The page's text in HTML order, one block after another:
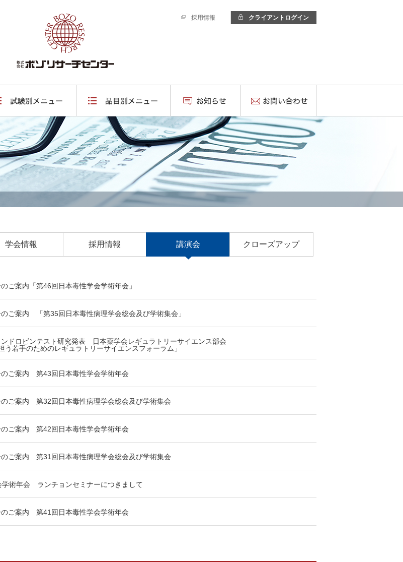
採用情報 クライアントログイン
学会情報 採用情報 講演会 クローズアップ
ご案内「第46回日本毒性学会学術年会」
ご案内 「第35回日本毒性病理学会総会及び学術集会」
ドロビンテスト研究発表 日本薬学会レギュラトリーサイエンス部会
う若手のためのレギュラトリーサイエンスフォーラム」
のご案内 第43回日本毒性学会学術年会
ご案内 第32回日本毒性病理学会総会及び学術集会
のご案内 第42回日本毒性学会学術年会
ご案内 第31回日本毒性病理学会総会及び学術集会
学術年会 ランチョンセミナーにつきまして
のご案内 第41回日本毒性学会学術年会